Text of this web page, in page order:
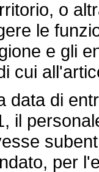
o
le
e gli
cui
di
il
per